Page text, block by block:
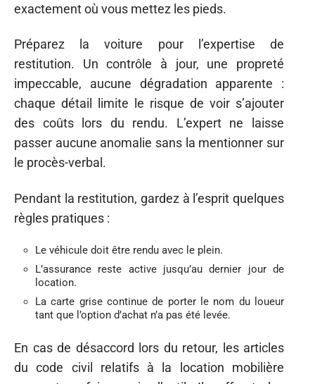
exactement où vous mettez les pieds.
Préparez la voiture pour l’expertise de
restitution. Un contrôle à jour, une propreté
impeccable, aucune dégradation apparente :
chaque détail limite le risque de voir s’ajouter
des coûts lors du rendu. L’expert ne laisse
passer aucune anomalie sans la mentionner sur
le procès-verbal.
Pendant la restitution, gardez à l’esprit quelques
règles pratiques :
Le véhicule doit être rendu avec le plein.
L’assurance reste active jusqu’au dernier jour de
location.
La carte grise continue de porter le nom du loueur
tant que l’option d’achat n’a pas été levée.
En cas de désaccord lors du retour, les articles
du code civil relatifs à la location mobilière